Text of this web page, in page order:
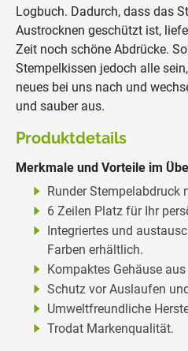
Logbuch. Dadurch, dass das
Austrocknen geschützt ist,
Zeit noch schöne Abdrücke.
Stempelkissen jedoch alle
neues bei uns nach und
und sauber aus.
Produktdetails
Merkmale und Vorteile im
Runder Stempelabdruck
6 Zeilen Platz für Ihr
Integriertes und
Farben erhältlich.
Kompaktes Gehäuse
Schutz vor Auslaufen
Umweltfreundliche
Trodat Markenqualität.